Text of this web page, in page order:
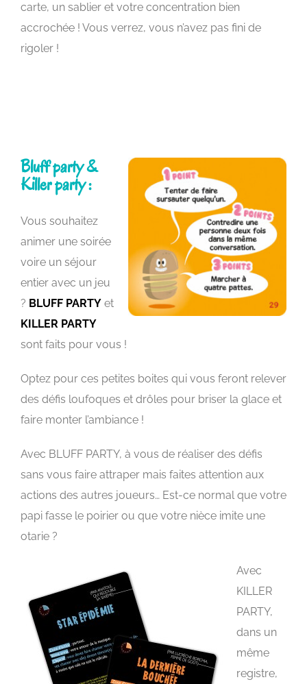
carte, un sablier et votre concentration bien
accrochée ! Vous verrez, vous n’avez pas fini de
rigoler !
Bluff party &
Killer party :
Vous souhaitez
animer une soirée
voire un séjour
entier avec un jeu
? BLUFF PARTY et
KILLER PARTY
sont faits pour vous !
Optez pour ces petites boites qui vous feront relever
des défis loufoques et drôles pour briser la glace et
faire monter l’ambiance !
Avec BLUFF PARTY, à vous de réaliser des défis
sans vous faire attraper mais faites attention aux
actions des autres joueurs… Est-ce normal que votre
papi fasse le poirier ou que votre nièce imite une
otarie ?
Avec
KILLER
PARTY,
dans un
même
registre,